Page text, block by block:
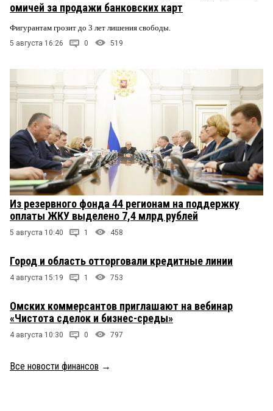
омичей за продажи банковских карт
Фигурантам грозит до 3 лет лишения свободы.
5 августа 16:26 0 519
Из резервного фонда 44 регионам на поддержку
оплаты ЖКУ выделено 7,4 млрд рублей
5 августа 10:40 1 458
Город и область отторговали кредитные линии
4 августа 15:19 1 753
Омских коммерсантов приглашают на вебинар
«Чистота сделок и бизнес-среды»
4 августа 10:30 0 797
Все новости финансов →